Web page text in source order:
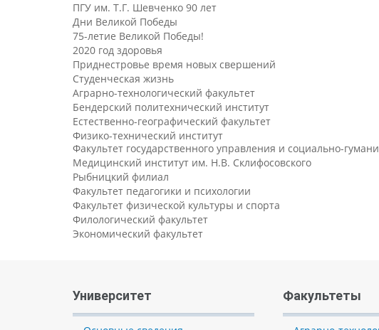
ПГУ им. Т.Г. Шевченко 90 лет
Дни Великой Победы
75-летие Великой Победы!
2020 год здоровья
Приднестровье время новых свершений
Студенческая жизнь
Аграрно-технологический факультет
Бендерский политехнический институт
Естественно-географический факультет
Физико-технический институт
Факультет государственного управления и социально-
Медицинский институт им. Н.В. Склифосовского
Рыбницкий филиал
Факультет педагогики и психологии
Факультет физической культуры и спорта
Филологический факультет
Экономический факультет
Университет Факультеты